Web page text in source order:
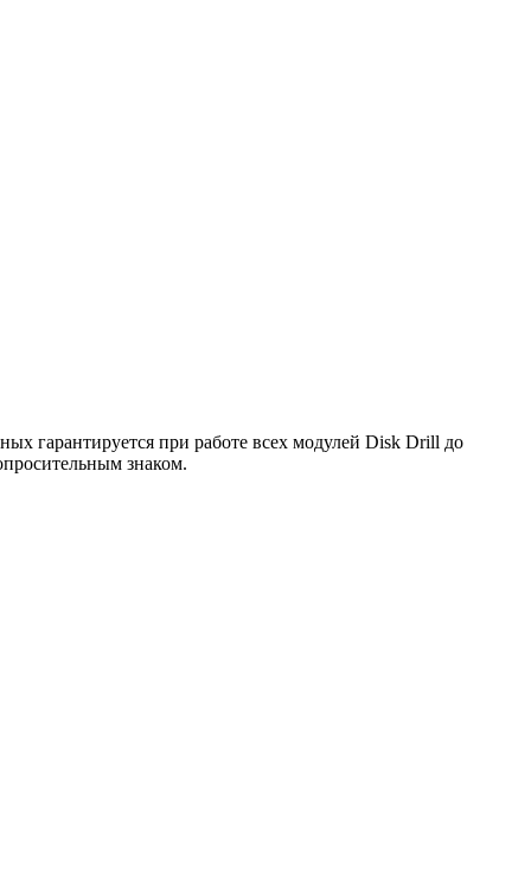
гарантируется при работе всех модулей Disk Drill до
знаком.